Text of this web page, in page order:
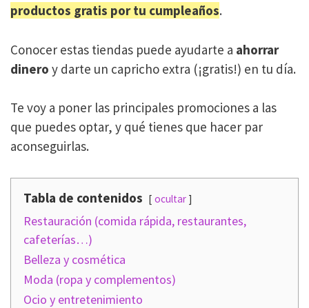
productos gratis por tu cumpleaños.
Conocer estas tiendas puede ayudarte a ahorrar
dinero y darte un capricho extra (¡gratis!) en tu día.
Te voy a poner las principales promociones a las
que puedes optar, y qué tienes que hacer par
aconseguirlas.
Tabla de contenidos ocultar
Restauración (comida rápida, restaurantes,
cafeterías…)
Belleza y cosmética
Moda (ropa y complementos)
Ocio y entretenimiento